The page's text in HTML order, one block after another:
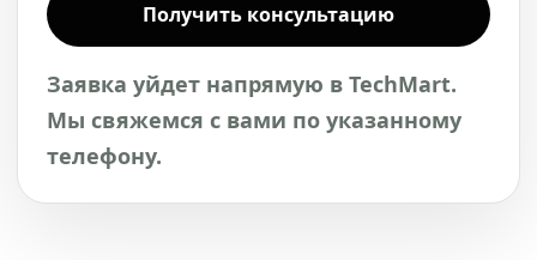
Получить консультацию
Заявка уйдет напрямую в TechMart.
Мы свяжемся с вами по указанному
телефону.